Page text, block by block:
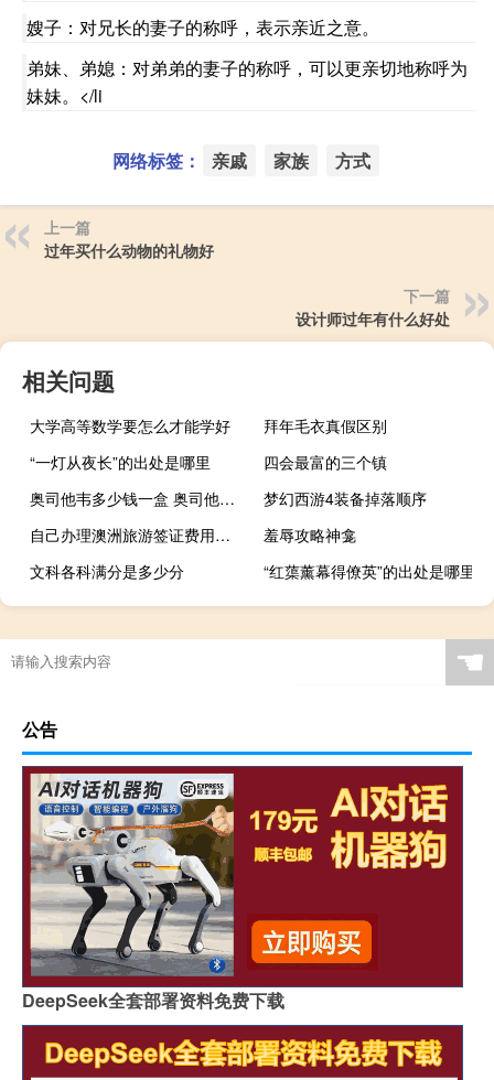
嫂子：对兄长的妻子的称呼，表示亲近之意。
弟妹、弟媳：对弟弟的妻子的称呼，可以更亲切地称呼为
妹妹。</li
网络标签： 亲戚 家族 方式
上一篇
过年买什么动物的礼物好
下一篇
设计师过年有什么好处
相关问题
大学高等数学要怎么才能学好
拜年毛衣真假区别
“一灯从夜长”的出处是哪里
四会最富的三个镇
奥司他韦多少钱一盒 奥司他韦的盒装价格是多少？
梦幻西游4装备掉落顺序
自己办理澳洲旅游签证费用需要多少
羞辱攻略神龛
文科各科满分是多少分
“红蕖薰幕得僚英”的出处是哪里
☚
公告
DeepSeek全套部署资料免费下载